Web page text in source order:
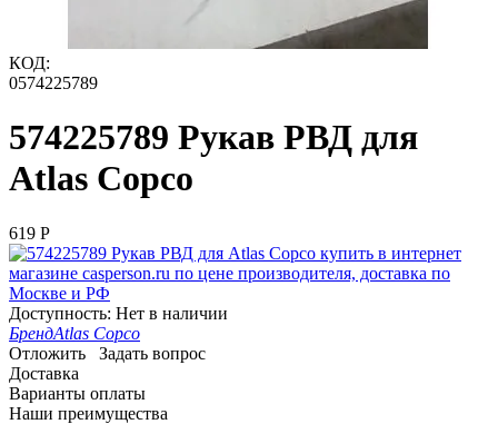
КОД:
0574225789
574225789 Рукав РВД для
Atlas Copco
‍619‍ Р
Доступность: Нет в наличии
БрендAtlas Copco
Отложить
Задать вопрос
Доставка
Варианты оплаты
Наши преимущества